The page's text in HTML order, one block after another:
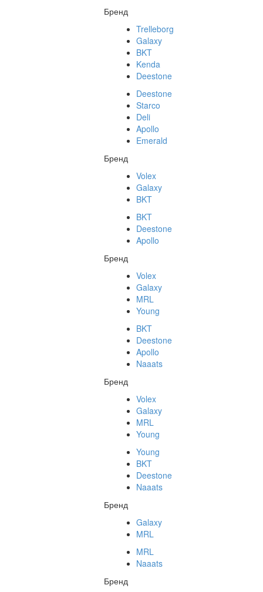
Бренд
Trelleborg
Galaxy
BKT
Kenda
Deestone
Deestone
Starco
Deli
Apollo
Emerald
Бренд
Volex
Galaxy
BKT
BKT
Deestone
Apollo
Бренд
Volex
Galaxy
MRL
Young
BKT
Deestone
Apollo
Naaats
Бренд
Volex
Galaxy
MRL
Young
Young
BKT
Deestone
Naaats
Бренд
Galaxy
MRL
MRL
Naaats
Бренд